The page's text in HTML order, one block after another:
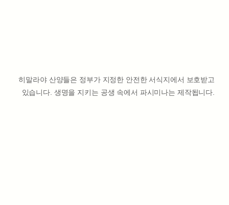
히말라야 산양들은 정부가 지정한 안전한 서식지에서 보호받고
있습니다. 생명을 지키는 공생 속에서 파시미나는 제작됩니다.